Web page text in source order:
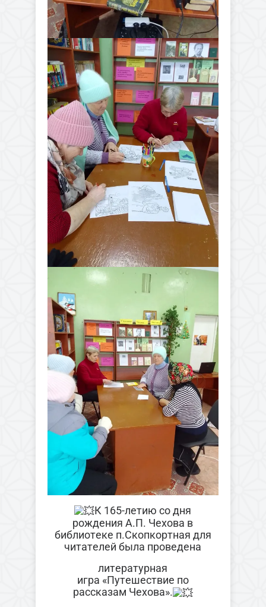
К 165-летию со дня
рождения А.П. Чехова в
библиотеке п.Скопкортная для
читателей была проведена
литературная
игра «Путешествие по
рассказам Чехова».